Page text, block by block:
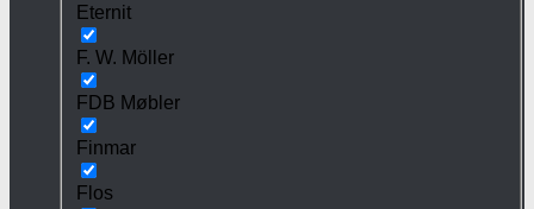
Eternit
F. W. Möller
FDB Møbler
Finmar
Flos